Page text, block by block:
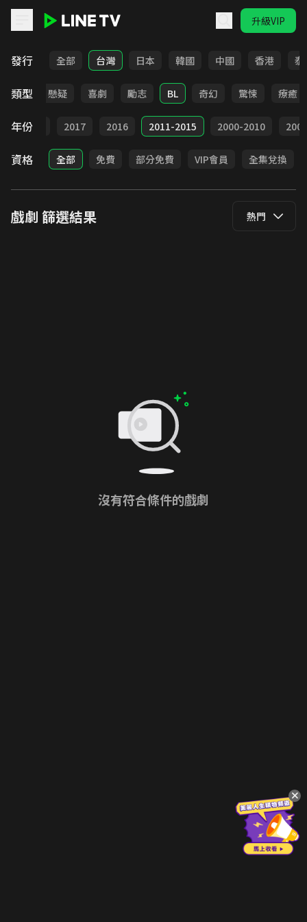
升級VIP
發行 全部 台灣 日本 韓國 中國 香港 泰
類型
甜寵 懸疑 喜劇 勵志 BL 奇幻 驚悚 療癒
年份
2018 2017 2016 2011-2015 2000-2010
資格 全部 免費 部分免費 VIP會員 全集兌換
戲劇 篩選結果 熱門
沒有符合條件的戲劇